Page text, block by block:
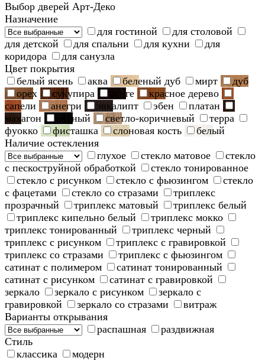
Выбор дверей Арт-Деко
Назначение
для гостиной
для столовой
для детской
для спальни для кухни
для
коридора
для санузла
Цвет покрытия
белый ясень
аква беленый дуб мирт
дуб
орех
сукупира венге
красное дерево
сапели
анегри эвкалипт эбен
платан
махагон
черный светло-коричневый
терра
фуокко
фисташка слоновая кость
белый
Наличие остекления
глухое
стекло матовое
стекло
с пескоструйной обработкой
стекло тонированное
стекло с рисунком
стекло с фьюзингом
стекло
с фацетами
стекло со стразами
триплекс
прозрачный
триплекс матовый
триплекс белый
триплекс кипельно белый
триплекс мокко
триплекс тонированный
триплекс черный
триплекс с рисунком
триплекс с гравировкой
триплекс со стразами
триплекс с фьюзингом
сатинат с полимером
сатинат тонированный
сатинат с рисунком
сатинат с гравировкой
зеркало
зеркало с рисунком
зеркало с
гравировкой
зеркало со стразами
витраж
Варианты открывания
распашная
раздвижная
Стиль
классика
модерн